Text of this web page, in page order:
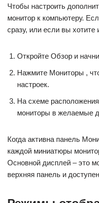
Чтобы настроить
монитор к компьютеру.
сразу, или если вы хотите
Откройте Обзор и
Нажмите Мониторы ,
настроек.
На схеме
мониторы в желаемые
Когда активна панель
каждой миниатюры
Основной дисплей – это
верхняя панель и